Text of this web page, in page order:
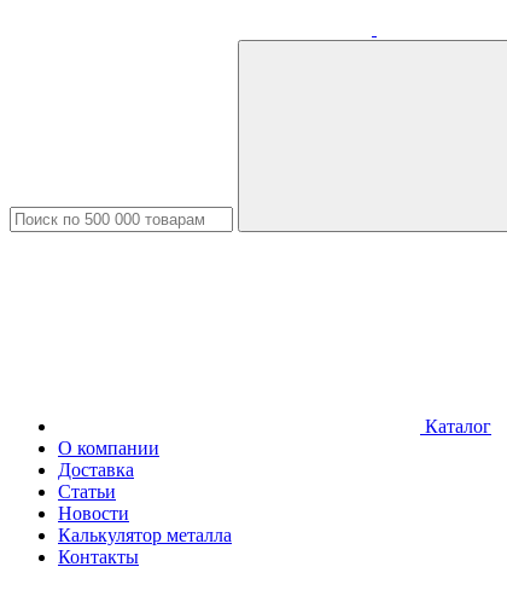
Каталог
О компании
Доставка
Статьи
Новости
Калькулятор металла
Контакты